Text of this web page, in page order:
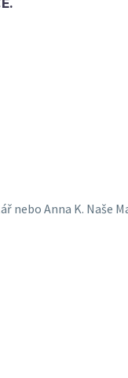
Anna K. Naše